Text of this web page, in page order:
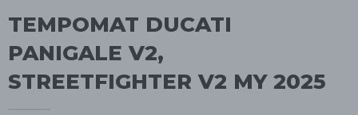
TEMPOMAT DUCATI
PANIGALE V2,
STREETFIGHTER V2 MY 2025